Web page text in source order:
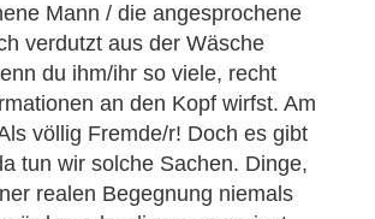
Mann / die angesprochene
verdutzt aus der Wäsche
du ihm/ihr so viele, recht
an den Kopf wirfst. Am
völlig Fremde/r! Doch es gibt
tun wir solche Sachen. Dinge,
realen Begegnung niemals